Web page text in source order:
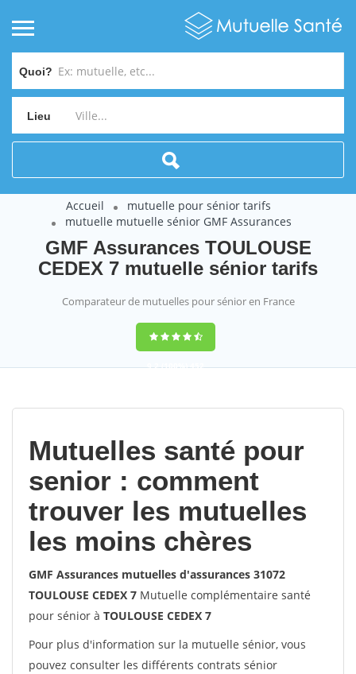
Quoi?
Lieu
Accueil
mutuelle pour sénior tarifs
mutuelle mutuelle sénior GMF Assurances
GMF Assurances TOULOUSE
CEDEX 7 mutuelle sénior tarifs
Comparateur de mutuelles pour sénior en France
9,2(100%)452
Mutuelles santé pour
senior : comment
trouver les mutuelles
les moins chères
GMF Assurances mutuelles d'assurances 31072
TOULOUSE CEDEX 7 Mutuelle complémentaire santé
pour sénior à TOULOUSE CEDEX 7
Pour plus d'information sur la mutuelle sénior, vous
pouvez consulter les différents contrats sénior